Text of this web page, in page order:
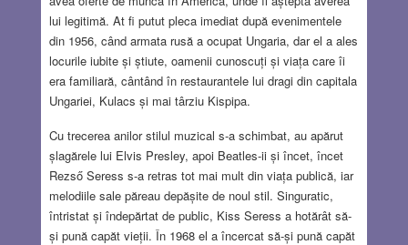
lui legitimă. At fi putut pleca imediat după evenimentele
din 1956, când armata rusă a ocupat Ungaria, dar el a ales
locurile iubite și știute, oamenii cunoscuți și viața care îi
era familiară, cântând în restaurantele lui dragi din capitala
Ungariei, Kulacs și mai târziu Kispipa.
Cu trecerea anilor stilul muzical s-a schimbat, au apărut
șlagărele lui Elvis Presley, apoi Beatles-ii și încet, încet
Rezső Seress s-a retras tot mai mult din viața publică, iar
melodiile sale păreau depășite de noul stil. Singuratic,
întristat și îndepărtat de public, Kiss Seress a hotărât să-
și pună capăt vieții. În 1968 el a încercat să-și pună capăt